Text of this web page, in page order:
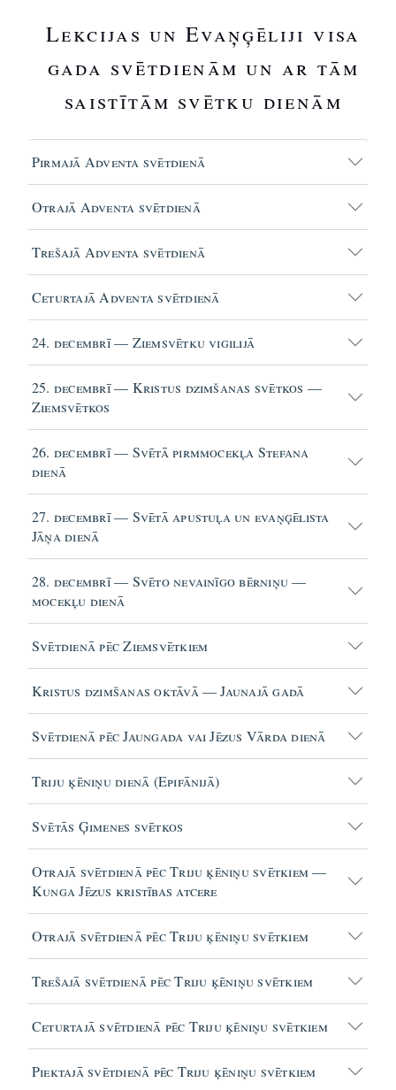
Lekcijas un Evaņģēliji visa
gada svētdienām un ar tām
saistītām svētku dienām
Pirmajā Adventa svētdienā
Otrajā Adventa svētdienā
Trešajā Adventa svētdienā
Ceturtajā Adventa svētdienā
24. decembrī — Ziemsvētku vigilijā
25. decembrī — Kristus dzimšanas svētkos —
Ziemsvētkos
26. decembrī — Svētā pirmmocekļa Stefana
dienā
27. decembrī — Svētā apustuļa un evaņģēlista
Jāņa dienā
28. decembrī — Svēto nevainīgo bērniņu —
mocekļu dienā
Svētdienā pēc Ziemsvētkiem
Kristus dzimšanas oktāvā — Jaunajā gadā
Svētdienā pēc Jaungada vai Jēzus Vārda dienā
Triju ķēniņu dienā (Epifānijā)
Svētās Ģimenes svētkos
Otrajā svētdienā pēc Triju ķēniņu svētkiem —
Kunga Jēzus kristības atcere
Otrajā svētdienā pēc Triju ķēniņu svētkiem
Trešajā svētdienā pēc Triju ķēniņu svētkiem
Ceturtajā svētdienā pēc Triju ķēniņu svētkiem
Piektajā svētdienā pēc Triju ķēniņu svētkiem